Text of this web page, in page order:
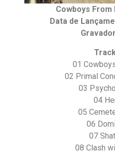
Cowboys
Data de
01
02 Primal
03
04
05
06
07
08 Clash